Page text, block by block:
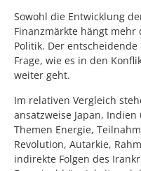
Sowohl die Entwicklung
Finanzmärkte hängt
Politik. Der
Frage, wie es in den
weiter geht.
Im relativen Vergleich
ansatzweise Japan,
Themen Energie,
Revolution, Autarkie,
indirekte Folgen des